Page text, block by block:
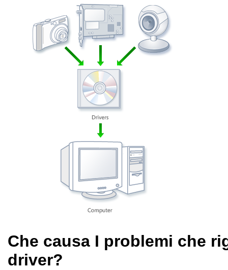
Che causa I problemi che
driver?